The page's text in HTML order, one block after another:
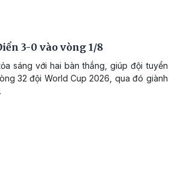
3-0 vào vòng 1/8
sáng với hai bàn thắng, giúp đội tuyển
32 đội World Cup 2026, qua đó giành